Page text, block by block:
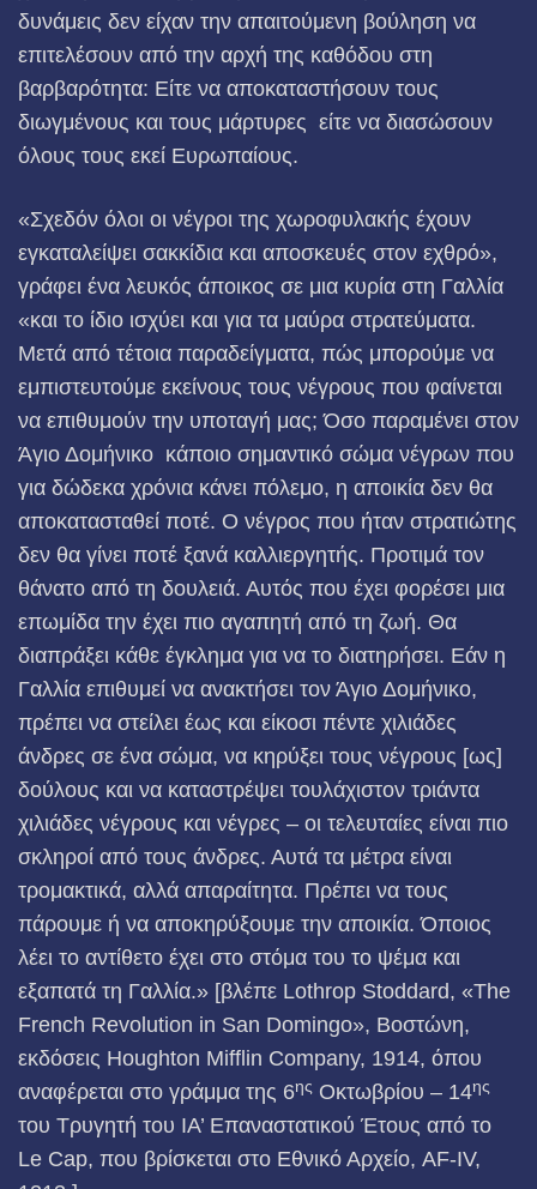
δυνάμεις δεν είχαν την απαιτούμενη βούληση να
επιτελέσουν από την αρχή της καθόδου στη
βαρβαρότητα: Είτε να αποκαταστήσουν τους
διωγμένους και τους μάρτυρες είτε να διασώσουν
όλους τους εκεί Ευρωπαίους.
«Σχεδόν όλοι οι νέγροι της χωροφυλακής έχουν
εγκαταλείψει σακκίδια και αποσκευές στον εχθρό»,
γράφει ένα λευκός άποικος σε μια κυρία στη Γαλλία
«και το ίδιο ισχύει και για τα μαύρα στρατεύματα.
Μετά από τέτοια παραδείγματα, πώς μπορούμε να
εμπιστευτούμε εκείνους τους νέγρους που φαίνεται
να επιθυμούν την υποταγή μας; Όσο παραμένει στον
Άγιο Δομήνικο κάποιο σημαντικό σώμα νέγρων που
για δώδεκα χρόνια κάνει πόλεμο, η αποικία δεν θα
αποκατασταθεί ποτέ. Ο νέγρος που ήταν στρατιώτης
δεν θα γίνει ποτέ ξανά καλλιεργητής. Προτιμά τον
θάνατο από τη δουλειά. Αυτός που έχει φορέσει μια
επωμίδα την έχει πιο αγαπητή από τη ζωή. Θα
διαπράξει κάθε έγκλημα για να το διατηρήσει. Εάν η
Γαλλία επιθυμεί να ανακτήσει τον Άγιο Δομήνικο,
πρέπει να στείλει έως και είκοσι πέντε χιλιάδες
άνδρες σε ένα σώμα, να κηρύξει τους νέγρους [ως]
δούλους και να καταστρέψει τουλάχιστον τριάντα
χιλιάδες νέγρους και νέγρες – οι τελευταίες είναι πιο
σκληροί από τους άνδρες. Αυτά τα μέτρα είναι
τρομακτικά, αλλά απαραίτητα. Πρέπει να τους
πάρουμε ή να αποκηρύξουμε την αποικία. Όποιος
λέει το αντίθετο έχει στο στόμα του το ψέμα και
εξαπατά τη Γαλλία.» [βλέπε Lothrop Stoddard, «The
French Revolution in San Domingo», Βοστώνη,
εκδόσεις Houghton Mifflin Company, 1914, όπου
αναφέρεται στο γράμμα της 6ης Οκτωβρίου – 14ης
του Τρυγητή του ΙΑ’ Επαναστατικού Έτους από το
Le Cap, που βρίσκεται στο Εθνικό Αρχείο, AF-IV,